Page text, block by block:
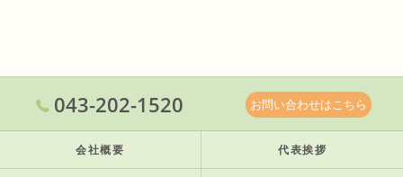
043-202-1520 お問い合わせはこちら
会社概要 代表挨拶